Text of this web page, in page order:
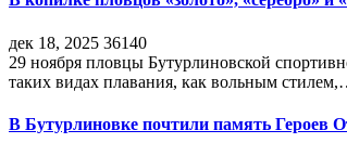
дек 18, 2025 36140
29 ноября пловцы Бутурлиновской
таких видах плавания, как вольным
В Бутурлиновке почтили память Героев